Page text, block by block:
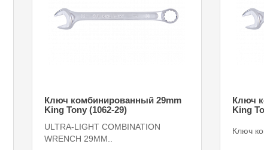
Ключ комбинированный 29mm
King Tony (1062-29)
ULTRA-LIGHT COMBINATION
WRENCH 29MM..
Ключ
King
Ключ